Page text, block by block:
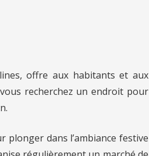
offre aux habitants et aux
recherchez un endroit pour
plonger dans l’ambiance festive